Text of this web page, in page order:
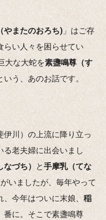
やまたのおろち)」はご存
い人々を困らせてい
大な大蛇を素盞鳴尊（す
う、あのお話です。
川）の上流に降り立っ
る老夫婦に出会いまし
づち） と手摩乳（てな
いましたが、毎年やって
今年はついに末娘、 稲
番に。そこで素盞鳴尊